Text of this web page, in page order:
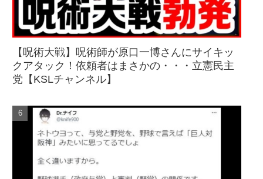
【呪術大戦】呪術師が原口一博さんにサイキッ
クアタック！依頼者はまさかの・・・立憲民主
党【KSLチャンネル】